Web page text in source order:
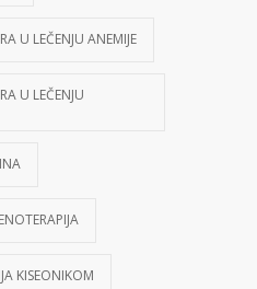
U LEČENJU ANEMIJE
U LEČENJU
KISEONIKOM